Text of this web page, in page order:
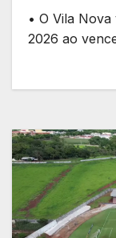
• O Vila
2026 ao